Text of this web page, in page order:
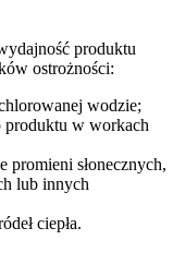
produktu
ostrożności:
wodzie;
produktu w workach
promieni słonecznych,
lub innych
ciepła.